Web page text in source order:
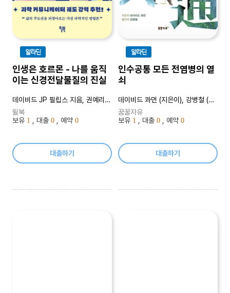
알라딘
인생은 호르몬 - 나를 움직
이는 신경전달물질의 진실
데이비드 JP 필립스 지음, 권예리 옮김
윌북
보유 1 , 대출 0 , 예약 0
대출하기
알라딘
인수공통 모든 전염병의 열
쇠
데이비드 콰먼 (지은이), 강병철 (옮긴이)
꿈꿀자유
보유 1 , 대출 0 , 예약 0
대출하기